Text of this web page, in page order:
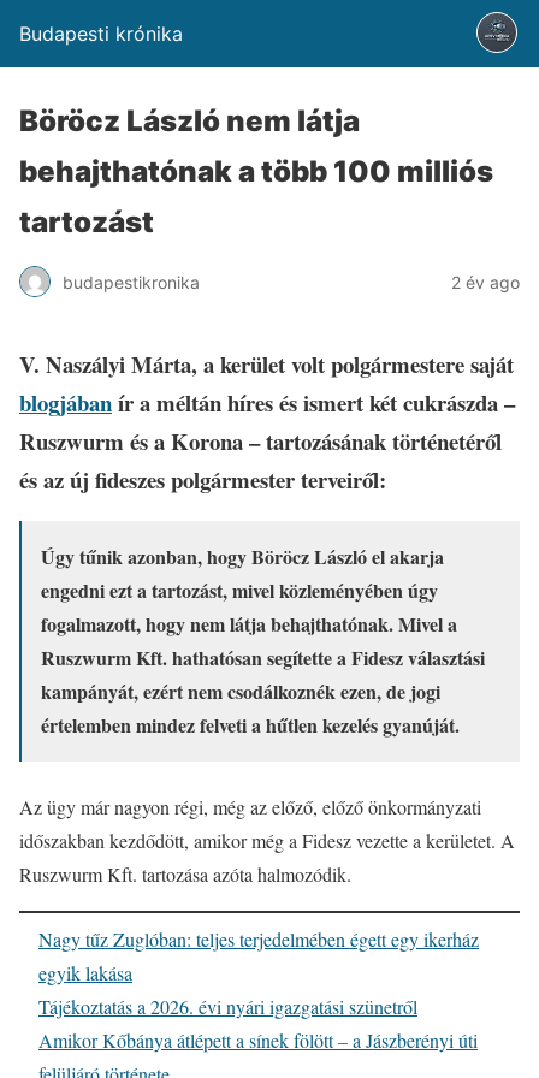
Budapesti krónika
Böröcz László nem látja
behajthatónak a több 100 milliós
tartozást
budapestikronika 2 év ago
V. Naszályi Márta, a kerület volt polgármestere saját
blogjábanír a méltán híres és ismert két cukrászda –
Ruszwurm és a Korona – tartozásának történetéről
és az új fideszes polgármester terveiről:
Úgy tűnik azonban, hogy Böröcz László el akarja
engedni ezt a tartozást, mivel közleményében úgy
fogalmazott, hogy nem látja behajthatónak. Mivel a
Ruszwurm Kft. hathatósan segítette a Fidesz választási
kampányát, ezért nem csodálkoznék ezen, de jogi
értelemben mindez felveti a hűtlen kezelés gyanúját.
Az ügy már nagyon régi, még az előző, előző önkormányzati
időszakban kezdődött, amikor még a Fidesz vezette a kerületet. A
Ruszwurm Kft. tartozása azóta halmozódik.
Nagy tűz Zuglóban: teljes terjedelmében égett egy ikerház
egyik lakása
Tájékoztatás a 2026. évi nyári igazgatási szünetről
Amikor Kőbánya átlépett a sínek fölött – a Jászberényi úti